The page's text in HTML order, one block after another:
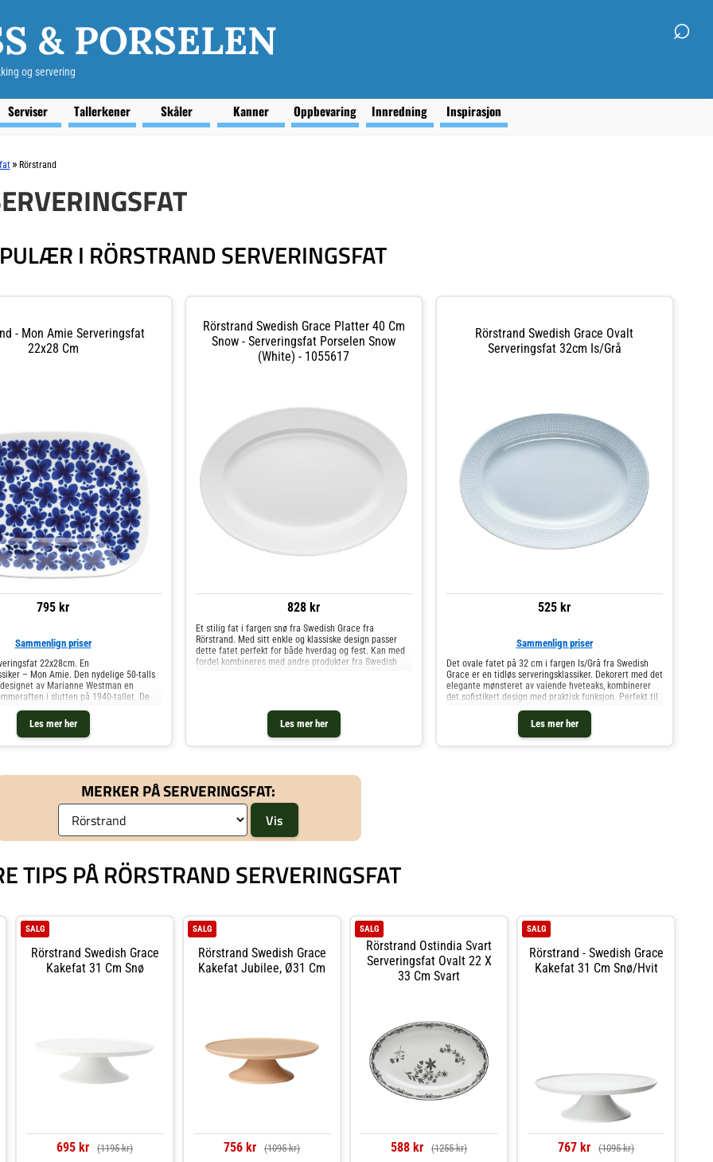
& PORSELEN
og servering
⌕
Serviser Tallerkener Skåler Kanner Oppbevaring Innredning Inspirasjon
» Rörstrand
I RÖRSTRAND SERVERINGSFAT
- Mon Amie Serveringsfat
22x28 Cm
795 kr
Les mer her
Sammenlign priser
22x28cm. En
– Mon Amie. Den nydelige 50-talls
av Marianne Westman en
i slutten på 1940-tallet. De
er elsket av mange og under
Rörstrand Swedish Grace Platter 40 Cm
Snow - Serveringsfat Porselen Snow
(White) - 1055617
828 kr
Les mer her
Et stilig fat i fargen snø fra Swedish Grace fra
Rörstrand. Med sitt enkle og klassiske design passer
dette fatet perfekt for både hverdag og fest. Kan med
fordel kombineres med andre produkter fra Swedish
Rörstrand Swedish Grace Ovalt
Serveringsfat 32cm Is/Grå
525 kr
Les mer her
Sammenlign priser
Det ovale fatet på 32 cm i fargen Is/Grå fra Swedish
Grace er en tidløs serveringsklassiker. Dekorert med det
elegante mønsteret av vaiende hveteaks, kombinerer
det sofistikert design med praktisk funksjon. Perfekt til
alt fra middag til desserter.
MERKER PÅ SERVERINGSFAT:
TIPS PÅ RÖRSTRAND SERVERINGSFAT
Rörstrand Swedish Grace
Kakefat 31 Cm Snø
SALG
695 kr (1195 kr)
Rörstrand Swedish Grace
Kakefat Jubilee, Ø31 Cm
SALG
756 kr (1095 kr)
Rörstrand Ostindia Svart
Serveringsfat Ovalt 22 X
33 Cm Svart
SALG
588 kr (1255 kr)
Rörstrand - Swedish Grace
Kakefat 31 Cm Snø/hvit
SALG
767 kr (1095 kr)